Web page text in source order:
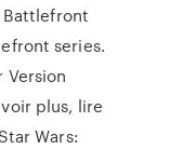
Battlefront
series.
Version
plus, lire
Wars: